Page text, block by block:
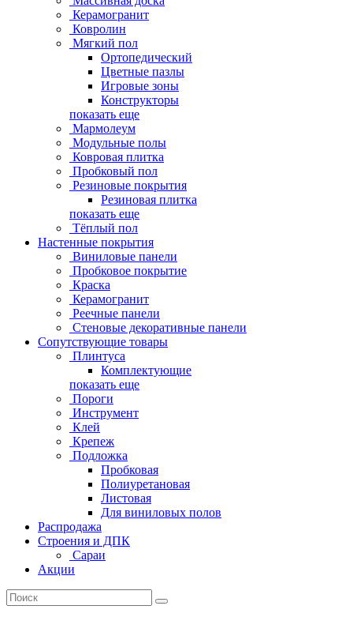
Керамогранит
Ковролин
Мягкий пол
Ортопедический
Цветные пазлы
Игровые зоны
Конструкторы
показать еще
Мармолеум
Модульные полы
Ковровая плитка
Пробковый пол
Резиновые покрытия
Резиновая плитка
показать еще
Тёплый пол
Настенные покрытия
Виниловые панели
Пробковое покрытие
Краска
Керамогранит
Реечные панели
Стеновые декоративные панели
Сопутствующие товары
Плинтуса
Комплектующие
показать еще
Пороги
Инструмент
Клей
Крепеж
Подложка
Пробковая
Полиуретановая
Листовая
Для виниловых полов
Распродажа
Строения и ДПК
Сараи
Акции